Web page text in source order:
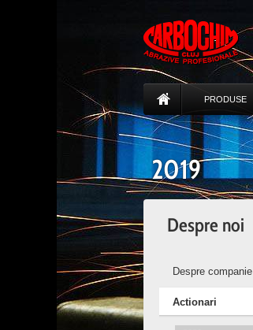
PRODUSE
2019
Despre noi
Despre companie
Actionari